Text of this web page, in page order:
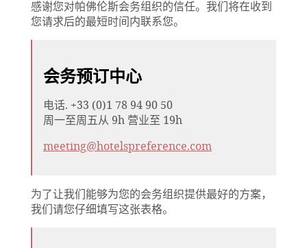
感谢您对帕佛伦斯会务组织的信任。我们将在收到
您请求后的最短时间内联系您。
会务预订中心
电话. +33 (0)1 78 94 90 50
周一至周五从 9h 营业至 19h
meeting@hotelspreference.com
为了让我们能够为您的会务组织提供最好的方案，
我们请您仔细填写这张表格。